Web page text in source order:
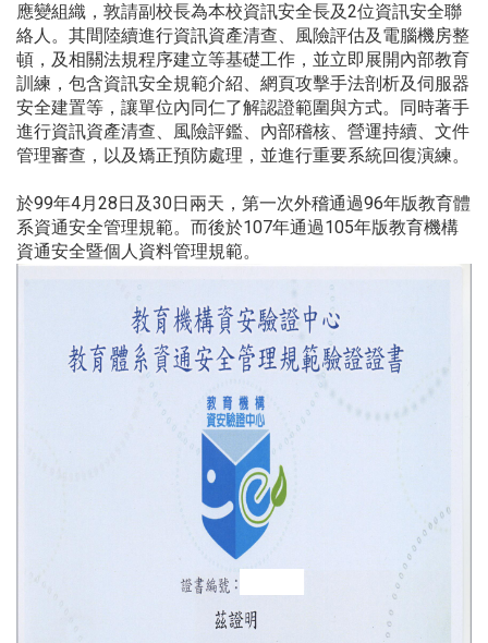
應變組織，敦請副校長為本校資訊安全長及2位資訊安全聯
絡人。其間陸續進行資訊資產清查、風險評估及電腦機房整
頓，及相關法規程序建立等基礎工作，並立即展開內部教育
訓練，包含資訊安全規範介紹、網頁攻擊手法剖析及伺服器
安全建置等，讓單位內同仁了解認證範圍與方式。同時著手
進行資訊資產清查、風險評鑑、內部稽核、營運持續、文件
管理審查，以及矯正預防處理，並進行重要系統回復演練。
於99年4月28日及30日兩天，第一次外稽通過96年版教育體
系資通安全管理規範。而後於107年通過105年版教育機構
資通安全暨個人資料管理規範。